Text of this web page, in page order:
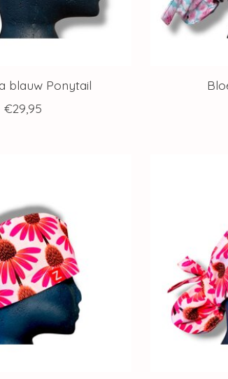
blauw Ponytail
€29,95